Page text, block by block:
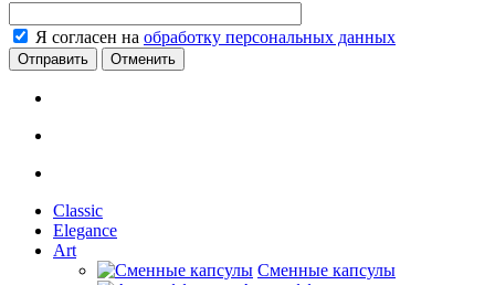
Я согласен на обработку персональных данных
Отменить
Classic
Elegance
Art
Сменные капсулы